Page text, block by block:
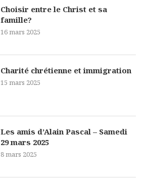
Choisir entre le Christ et sa
famille?
16 mars 2025
Charité chrétienne et immigration
15 mars 2025
Les amis d’Alain Pascal – Samedi
29 mars 2025
8 mars 2025